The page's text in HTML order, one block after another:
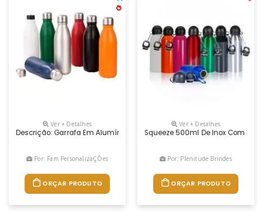
Ver + Detalhes
Descrição: Garrafa Em Alumínio Com Acabamento Em Verniz Fosco,
Por: Fam PersonalizaÇÕes
ORÇAR PRODUTO
Ver + Detalhes
Squeeze 500ml De Inox Com
Por: Plenitude Brindes
ORÇAR PRODUTO